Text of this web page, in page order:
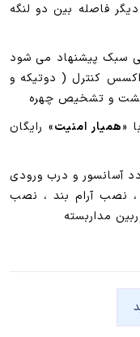
فاصله بین دو لنگه
سبک پیشنهاد می شود
کنترل ( دوتیکه و
و تشخیص چهره
«همیار امنیت» رایگان
آسانسور و درب ورودی
نصب آرام بند ، نصب
مداربسته